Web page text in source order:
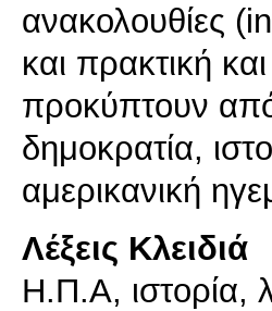
ανακολουθίες
και πρακτική
προκύπτουν από
δημοκρατία,
αμερικανική
Λέξεις Κλειδιά
Η.Π.Α, ιστορία,